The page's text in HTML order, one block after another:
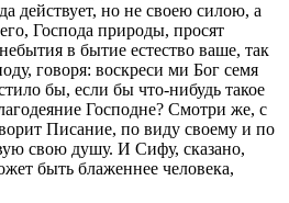
действует, но не своею силою, а
Господа природы, просят
в бытие естество ваше, так
говоря: воскреси ми Бог семя
бы, если бы что-нибудь такое
Господне? Смотри же, с
Писание, по виду своему и по
свою душу. И Сифу, сказано,
быть блаженнее человека,